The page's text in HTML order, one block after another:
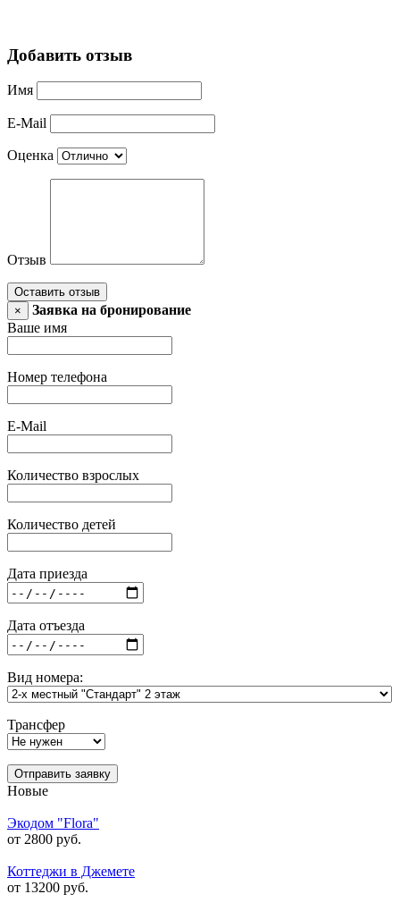
Добавить отзыв
Имя
E-Mail
Оценка
Отзыв
Оставить отзыв
×
Заявка на бронирование
Ваше имя
Номер телефона
E-Mail
Количество взрослых
Количество детей
Дата приезда
Дата отъезда
Вид номера:
Трансфер
Отправить заявку
Новые
Экодом "Flora"
от 2800 руб.
Коттеджи в Джемете
от 13200 руб.